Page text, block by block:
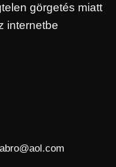
görgetés miatt
internetbe